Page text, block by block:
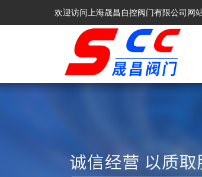
欢迎访问上海晟昌自控阀门有限公司网